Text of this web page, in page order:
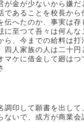
が金が少ないから嫌
であることを校長か
伝へたのか、事実は
に至つて吾々は何ん
ら、今までの給料は
四人家族の人は二十
マケに借金して廻は
調印して願書を出し
ないで、或方が商業